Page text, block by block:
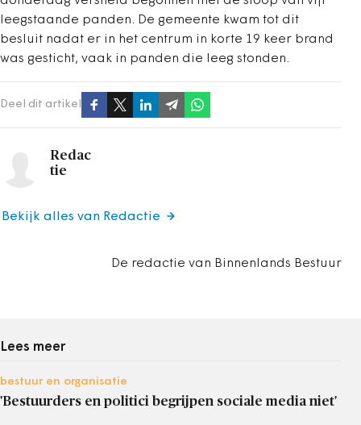
leegstaande panden. De gemeente kwam tot dit
besluit nadat er in het centrum in korte 19 keer brand
was gesticht, vaak in panden die leeg stonden.
Deel dit artikel
Redac
tie
De redactie van Binnenlands Bestuur
Bekijk alles van Redactie
Lees meer
bestuur en organisatie
'Bestuurders en politici begrijpen sociale media niet'